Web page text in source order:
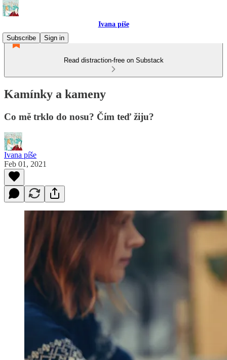
Ivana píše
Subscribe
Sign in
Read distraction-free on Substack
Kamínky a kameny
Co mě trklo do nosu? Čím teď žiju?
Ivana píše
Feb 01, 2021